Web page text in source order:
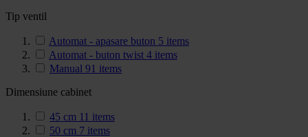
Tip ventil
Automat - apasare buton 5 items
Automat - buton twist 4 items
Manual 91 items
Dimensiune cabinet
45 cm 11 items
50 cm 7 items